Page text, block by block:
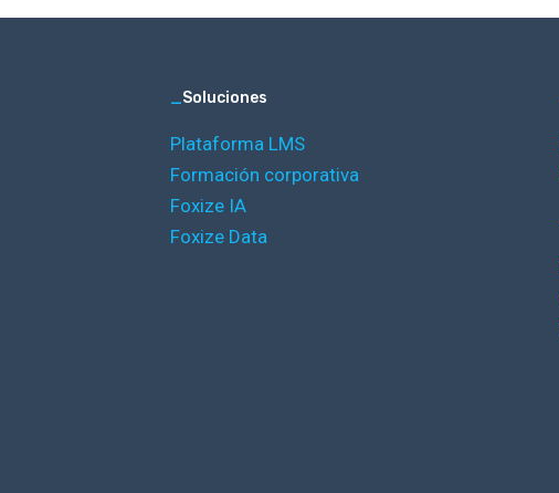
_Soluciones
Plataforma LMS
Formación corporativa
Foxize IA
Foxize Data